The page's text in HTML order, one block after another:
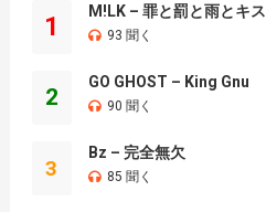
1
M!LK – 罪と罰と雨とキス
93 聞く
2
GO GHOST – King Gnu
90 聞く
3
Bz – 完全無欠
85 聞く